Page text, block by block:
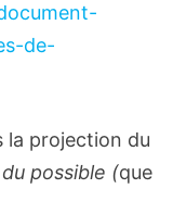
de-
la projection du
du possible (que